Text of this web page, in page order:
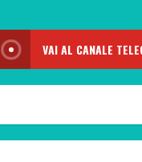
VAI AL CANALE